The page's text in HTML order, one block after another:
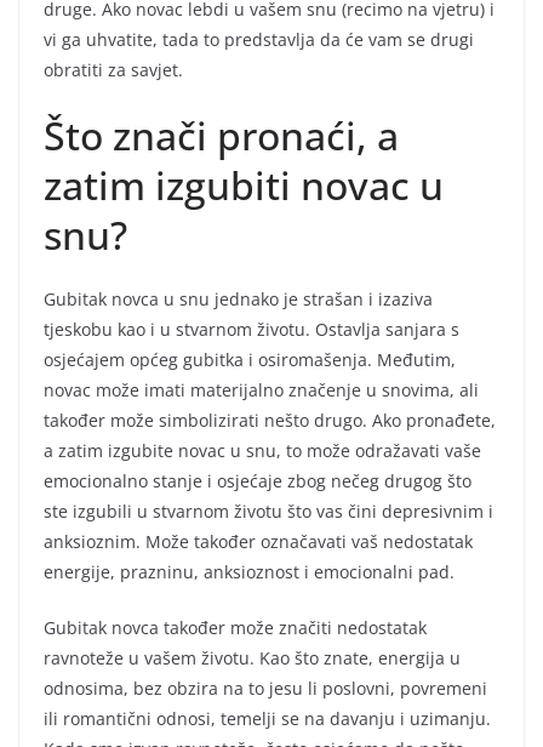
druge. Ako novac lebdi u vašem snu (recimo na vjetru) i
vi ga uhvatite, tada to predstavlja da će vam se drugi
obratiti za savjet.
Što znači pronaći, a
zatim izgubiti novac u
snu?
Gubitak novca u snu jednako je strašan i izaziva
tjeskobu kao i u stvarnom životu. Ostavlja sanjara s
osjećajem općeg gubitka i osiromašenja. Međutim,
novac može imati materijalno značenje u snovima, ali
također može simbolizirati nešto drugo. Ako pronađete,
a zatim izgubite novac u snu, to može odražavati vaše
emocionalno stanje i osjećaje zbog nečeg drugog što
ste izgubili u stvarnom životu što vas čini depresivnim i
anksioznim. Može također označavati vaš nedostatak
energije, prazninu, anksioznost i emocionalni pad.
Gubitak novca također može značiti nedostatak
ravnoteže u vašem životu. Kao što znate, energija u
odnosima, bez obzira na to jesu li poslovni, povremeni
ili romantični odnosi, temelji se na davanju i uzimanju.